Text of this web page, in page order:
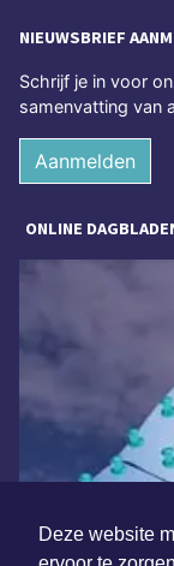
Deze website
NIEUWSBRIEF
Schrijf je in voor
samenvatting van
Aanmelden
ONLINE
Overige